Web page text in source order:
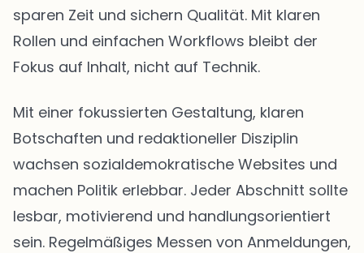
sparen Zeit und sichern Qualität. Mit klaren
Rollen und einfachen Workflows bleibt der
Fokus auf Inhalt, nicht auf Technik.
Mit einer fokussierten Gestaltung, klaren
Botschaften und redaktioneller Disziplin
wachsen sozialdemokratische Websites und
machen Politik erlebbar. Jeder Abschnitt sollte
lesbar, motivierend und handlungsorientiert
sein. Regelmäßiges Messen von Anmeldungen,